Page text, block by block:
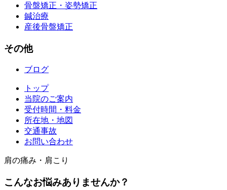
骨盤矯正・姿勢矯正
鍼治療
産後骨盤矯正
その他
ブログ
トップ
当院のご案内
受付時間・料金
所在地・地図
交通事故
お問い合わせ
肩の痛み・肩こり
こんなお悩みありませんか？